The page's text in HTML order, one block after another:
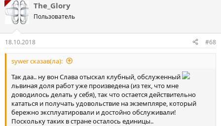
The_Glory
Пользователь
18.10.2018 #68
sywer сказав(ла):
Так даа.. ну вон Слава отыскал клубный, обслуженный
львиная доля работ уже произведена (из тех, что мне
доводилось делать у себя), так что остается действительно
кататься и получать удовольствие на экземпляре, который
бережно эксплуатировали и достойно обслуживали!
Поскольку таких в стране осталось единицы..